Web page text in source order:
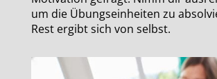
um die Übungseinheiten zu
Rest ergibt sich von selbst.